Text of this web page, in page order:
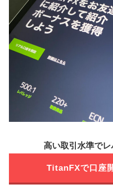
高い取引水準で
TitanFXで口座